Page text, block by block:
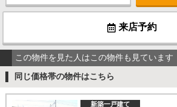
来店予約
この物件を見た人はこの物件も見ています
同じ価格帯の物件はこちら
新築一戸建て